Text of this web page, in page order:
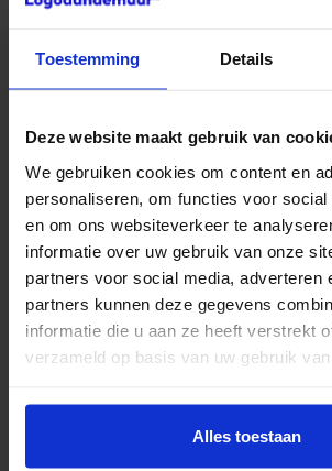
Toestemming Details
Deze website maakt gebruik van
We gebruiken cookies om content en
personaliseren, om functies voor social
en om ons websiteverkeer te
informatie over uw gebruik van onze
partners voor social media, adverteren
partners kunnen deze gegevens
informatie die u aan ze heeft verstrekt
verzameld op basis van uw gebruik
Alles toestaan
Eenvoudig en snel
gevelreclame
freesletters